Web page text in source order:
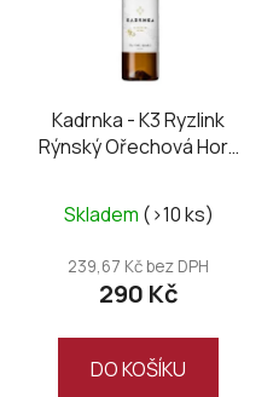
Kadrnka - K3 Ryzlink
Rýnský Ořechová Hora
Skladem (>10 ks)
239,67 Kč bez DPH
290 Kč
DO KOŠÍKU